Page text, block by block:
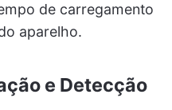
de carregamento
aparelho.
e Detecção